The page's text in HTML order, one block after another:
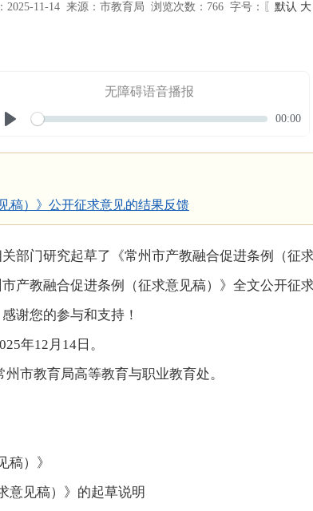
2025-11-14 来源： 市教育局 浏览次数： 766字号：〖 默认 大
无障碍语音播报
Seek
Current
00:00
稿）》公开征求意见的结果反馈
部门研究起草了《常州市产教融合促进条例（征
产教融合促进条例（征求意见稿）》全文公开征
谢您的参与和支持！
年12月14日。
市教育局高等教育与职业教育处。
稿）》
意见稿）》的起草说明